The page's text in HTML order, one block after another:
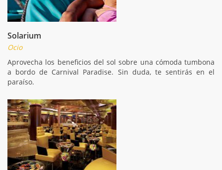
Solarium
Ocio
Aprovecha los beneficios del sol sobre una cómoda tumbona
a bordo de Carnival Paradise. Sin duda, te sentirás en el
paraíso.